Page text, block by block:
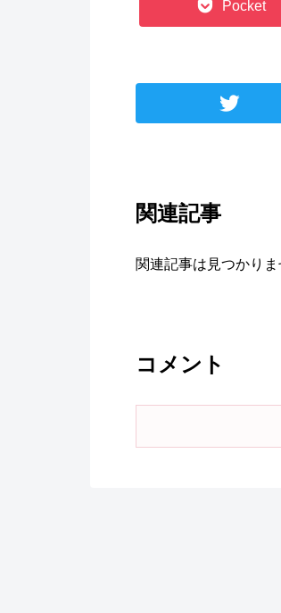
Pocket
関連記事
関連記事は見つかりま
コメント